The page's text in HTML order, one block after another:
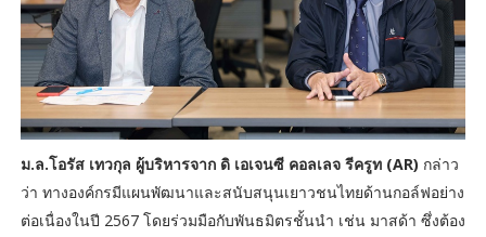
ม.ล.โอรัส เทวกุล ผู้บริหารจาก ดิ เอเจนซี คอลเลจ รีครูท (AR) กล่าว
ว่า ทางองค์กรมีแผนพัฒนาและสนับสนุนเยาวชนไทยด้านกอล์ฟอย่าง
ต่อเนื่องในปี 2567 โดยร่วมมือกับพันธมิตรชั้นนำ เช่น มาสด้า ซึ่งต้อง